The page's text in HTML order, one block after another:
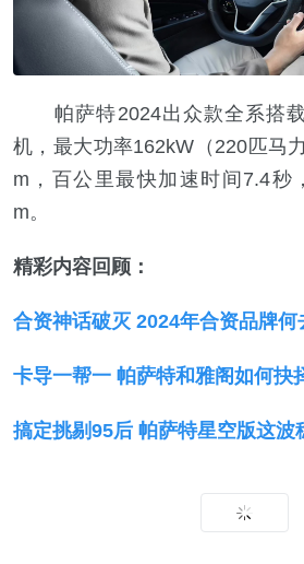
帕萨特2024出众款全系搭载
机，最大功率162kW（220匹马
m，百公里最快加速时间7.4秒
m。
精彩内容回顾：
合资神话破灭 2024年合资品牌何
卡导一帮一 帕萨特和雅阁如何抉
搞定挑剔95后 帕萨特星空版这波